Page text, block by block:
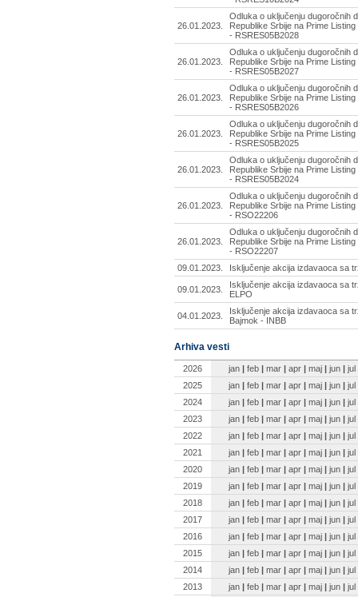
26.01.2023.
Odluka o uključenju dugoročnih
Republike Srbije na Prime
- RSRES05B2028
26.01.2023.
Odluka o uključenju dugoročnih
Republike Srbije na Prime
- RSRES05B2027
26.01.2023.
Odluka o uključenju dugoročnih
Republike Srbije na Prime
- RSRES05B2026
26.01.2023.
Odluka o uključenju dugoročnih
Republike Srbije na Prime
- RSRES05B2025
26.01.2023.
Odluka o uključenju dugoročnih
Republike Srbije na Prime
- RSRES05B2024
26.01.2023.
Odluka o uključenju dugoročnih
Republike Srbije na Prime
- RSO22206
26.01.2023.
Odluka o uključenju dugoročnih
Republike Srbije na Prime
- RSO22207
09.01.2023.
Isključenje akcija izdavaoca sa
09.01.2023.
Isključenje akcija izdavaoca sa
ELPO
04.01.2023.
Isključenje akcija izdavaoca sa
Bajmok - INBB
Arhiva vesti
2026 jan | feb | mar | apr | maj | jun | jul
2025
jan | feb | mar | apr | maj | jun | jul
2024
jan | feb | mar | apr | maj | jun | jul
2023
jan | feb | mar | apr | maj | jun | jul
2022
jan | feb | mar | apr | maj | jun | jul
2021
jan | feb | mar | apr | maj | jun | jul
2020
jan | feb | mar | apr | maj | jun | jul
2019
jan | feb | mar | apr | maj | jun | jul
2018
jan | feb | mar | apr | maj | jun | jul
2017
jan | feb | mar | apr | maj | jun | jul
2016
jan | feb | mar | apr | maj | jun | jul
2015
jan | feb | mar | apr | maj | jun | jul
2014
jan | feb | mar | apr | maj | jun | jul
2013
jan | feb | mar | apr | maj | jun | jul